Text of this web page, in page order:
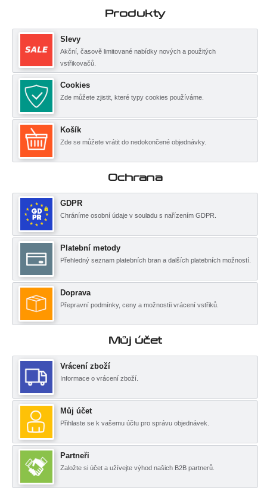
Produkty
Slevy
Akční, časově limitované nabídky nových a použitých
vstřikovačů.
Cookies
Zde můžete zjistit, které typy cookies používáme.
Košík
Zde se můžete vrátit do nedokončené objednávky.
Ochrana
GDPR
Chráníme osobní údaje v souladu s nařízením GDPR.
Platební metody
Přehledný seznam platebních bran a dalších platebních možností.
Doprava
Přepravní podmínky, ceny a možnostíi vrácení vstřiků.
Můj účet
Vrácení zboží
Informace o vrácení zboží.
Můj účet
Přihlaste se k vašemu účtu pro správu objednávek.
Partneři
Založte si účet a užívejte výhod našich B2B partnerů.